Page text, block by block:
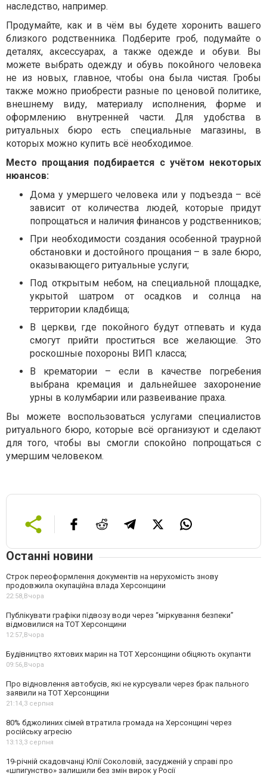
наследство, например.
Продумайте, как и в чём вы будете хоронить вашего
близкого родственника. Подберите гроб, подумайте о
деталях, аксессуарах, а также одежде и обуви. Вы
можете выбрать одежду и обувь покойного человека
не из новых, главное, чтобы она была чистая. Гробы
также можно приобрести разные по ценовой политике,
внешнему виду, материалу исполнения, форме и
оформлению внутренней части. Для удобства в
ритуальных бюро есть специальные магазины, в
которых можно купить всё необходимое.
Место прощания подбирается с учётом некоторых
нюансов:
Дома у умершего человека или у подъезда – всё
зависит от количества людей, которые придут
попрощаться и наличия финансов у родственников;
При необходимости создания особенной траурной
обстановки и достойного прощания – в зале бюро,
оказывающего ритуальные услуги;
Под открытым небом, на специальной площадке,
укрытой шатром от осадков и солнца на
территории кладбища;
В церкви, где покойного будут отпевать и куда
смогут прийти проститься все желающие. Это
роскошные похороны ВИП класса;
В крематории – если в качестве погребения
выбрана кремация и дальнейшее захоронение
урны в колумбарии или развеивание праха.
Вы можете воспользоваться услугами специалистов
ритуального бюро, которые всё организуют и сделают
для того, чтобы вы смогли спокойно попрощаться с
умершим человеком.
Останні новини
Строк переоформлення документів на нерухомість знову
продовжила окупаційна влада Херсонщини
22:58, Вчора
Публікувати графіки підвозу води через “міркування безпеки”
відмовилися на ТОТ Херсонщини
12:57, Вчора
Будівництво яхтових марин на ТОТ Херсонщини обіцяють окупанти
09:56, Вчора
Про відновлення автобусів, які не курсували через брак пального
заявили на ТОТ Херсонщини
21:14,3 серпня
80% бджолиних сімей втратила громада на Херсонщині через
російську агресію
13:13,3 серпня
19-річній скадовчанці Юлії Соколовій, засудженій у справі про
«шпигунство» залишили без змін вирок у Росії